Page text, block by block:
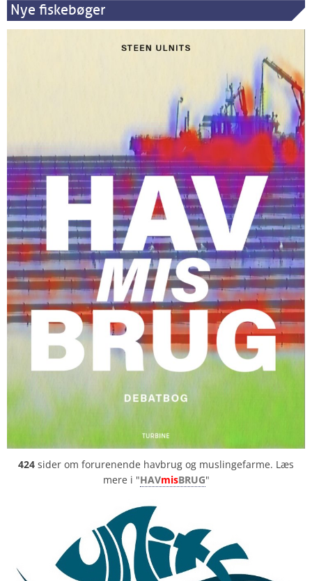
Nye fiskebøger
424 sider om forurenende havbrug og muslingefarme. Læs
mere i "HAVmisBRUG"